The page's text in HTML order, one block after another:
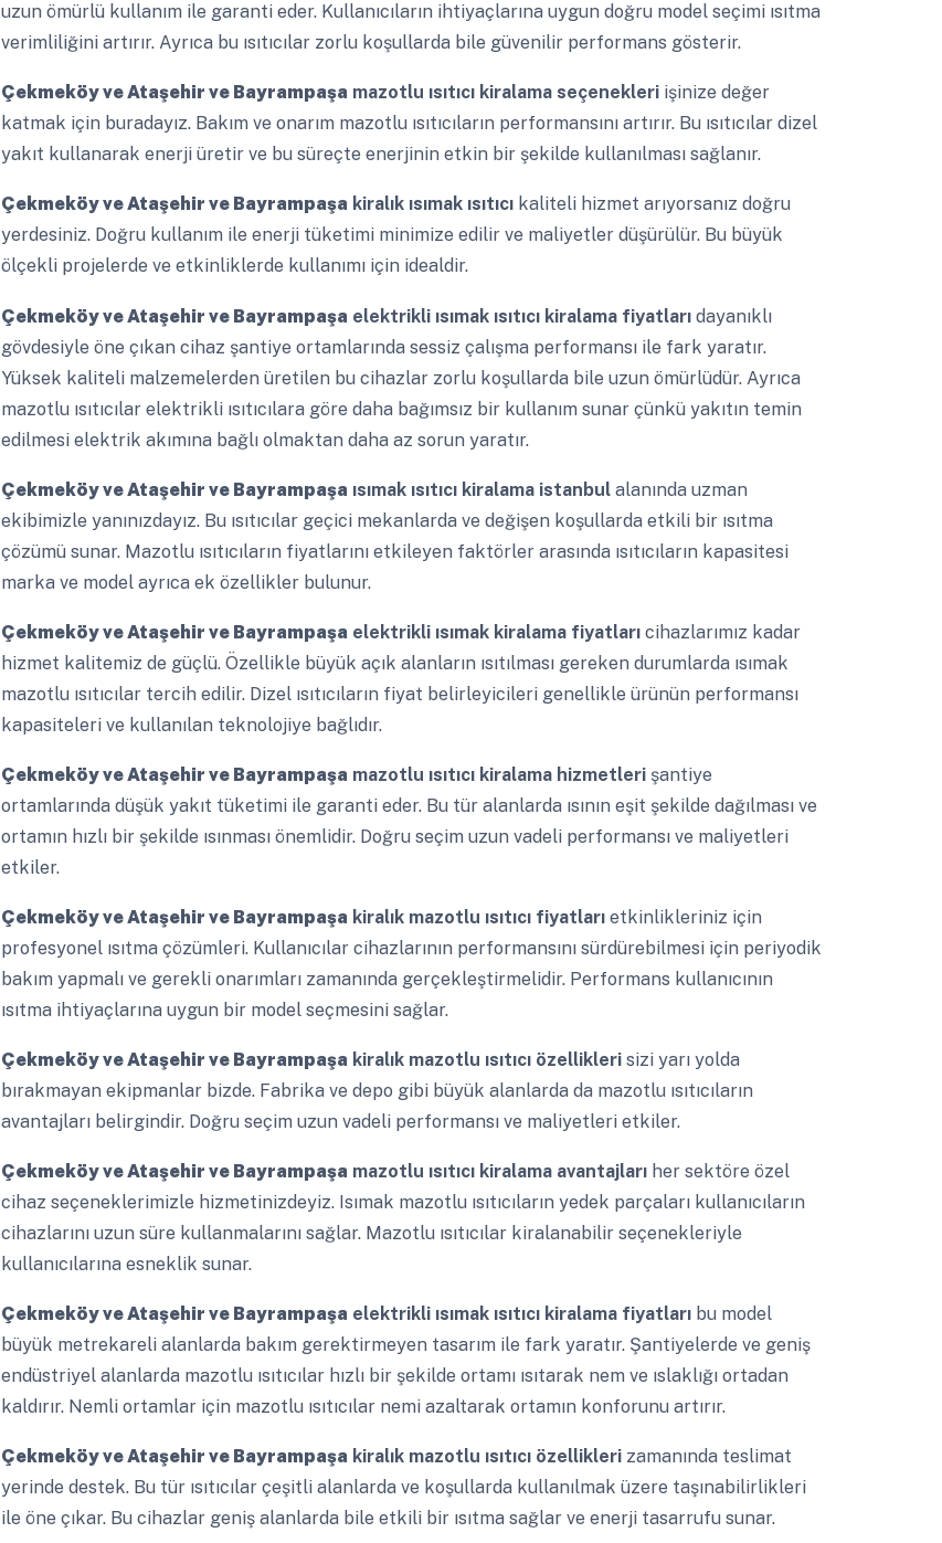
uzun ömürlü kullanım ile garanti eder. Kullanıcıların ihtiyaçlarına uygun doğru model seçimi ısıtma
verimliliğini artırır. Ayrıca bu ısıtıcılar zorlu koşullarda bile güvenilir performans gösterir.
Çekmeköy ve Ataşehir ve Bayrampaşa mazotlu ısıtıcı kiralama seçenekleriişinize değer
katmak için buradayız. Bakım ve onarım mazotlu ısıtıcıların performansını artırır. Bu ısıtıcılar dizel
yakıt kullanarak enerji üretir ve bu süreçte enerjinin etkin bir şekilde kullanılması sağlanır.
Çekmeköy ve Ataşehir ve Bayrampaşa kiralık ısımak ısıtıcıkaliteli hizmet arıyorsanız doğru
yerdesiniz. Doğru kullanım ile enerji tüketimi minimize edilir ve maliyetler düşürülür. Bu büyük
ölçekli projelerde ve etkinliklerde kullanımı için idealdir.
Çekmeköy ve Ataşehir ve Bayrampaşa elektrikli ısımak ısıtıcı kiralama fiyatlarıdayanıklı
gövdesiyle öne çıkan cihaz şantiye ortamlarında sessiz çalışma performansı ile fark yaratır.
Yüksek kaliteli malzemelerden üretilen bu cihazlar zorlu koşullarda bile uzun ömürlüdür. Ayrıca
mazotlu ısıtıcılar elektrikli ısıtıcılara göre daha bağımsız bir kullanım sunar çünkü yakıtın temin
edilmesi elektrik akımına bağlı olmaktan daha az sorun yaratır.
Çekmeköy ve Ataşehir ve Bayrampaşa ısımak ısıtıcı kiralama istanbulalanında uzman
ekibimizle yanınızdayız. Bu ısıtıcılar geçici mekanlarda ve değişen koşullarda etkili bir ısıtma
çözümü sunar. Mazotlu ısıtıcıların fiyatlarını etkileyen faktörler arasında ısıtıcıların kapasitesi
marka ve model ayrıca ek özellikler bulunur.
Çekmeköy ve Ataşehir ve Bayrampaşa elektrikli ısımak kiralama fiyatlarıcihazlarımız kadar
hizmet kalitemiz de güçlü. Özellikle büyük açık alanların ısıtılması gereken durumlarda ısımak
mazotlu ısıtıcılar tercih edilir. Dizel ısıtıcıların fiyat belirleyicileri genellikle ürünün performansı
kapasiteleri ve kullanılan teknolojiye bağlıdır.
Çekmeköy ve Ataşehir ve Bayrampaşa mazotlu ısıtıcı kiralama hizmetlerişantiye
ortamlarında düşük yakıt tüketimi ile garanti eder. Bu tür alanlarda ısının eşit şekilde dağılması ve
ortamın hızlı bir şekilde ısınması önemlidir. Doğru seçim uzun vadeli performansı ve maliyetleri
etkiler.
Çekmeköy ve Ataşehir ve Bayrampaşa kiralık mazotlu ısıtıcı fiyatlarıetkinlikleriniz için
profesyonel ısıtma çözümleri. Kullanıcılar cihazlarının performansını sürdürebilmesi için periyodik
bakım yapmalı ve gerekli onarımları zamanında gerçekleştirmelidir. Performans kullanıcının
ısıtma ihtiyaçlarına uygun bir model seçmesini sağlar.
Çekmeköy ve Ataşehir ve Bayrampaşa kiralık mazotlu ısıtıcı özelliklerisizi yarı yolda
bırakmayan ekipmanlar bizde. Fabrika ve depo gibi büyük alanlarda da mazotlu ısıtıcıların
avantajları belirgindir. Doğru seçim uzun vadeli performansı ve maliyetleri etkiler.
Çekmeköy ve Ataşehir ve Bayrampaşa mazotlu ısıtıcı kiralama avantajlarıher sektöre özel
cihaz seçeneklerimizle hizmetinizdeyiz. Isımak mazotlu ısıtıcıların yedek parçaları kullanıcıların
cihazlarını uzun süre kullanmalarını sağlar. Mazotlu ısıtıcılar kiralanabilir seçenekleriyle
kullanıcılarına esneklik sunar.
Çekmeköy ve Ataşehir ve Bayrampaşa elektrikli ısımak ısıtıcı kiralama fiyatlarıbu model
büyük metrekareli alanlarda bakım gerektirmeyen tasarım ile fark yaratır. Şantiyelerde ve geniş
endüstriyel alanlarda mazotlu ısıtıcılar hızlı bir şekilde ortamı ısıtarak nem ve ıslaklığı ortadan
kaldırır. Nemli ortamlar için mazotlu ısıtıcılar nemi azaltarak ortamın konforunu artırır.
Çekmeköy ve Ataşehir ve Bayrampaşa kiralık mazotlu ısıtıcı özelliklerizamanında teslimat
yerinde destek. Bu tür ısıtıcılar çeşitli alanlarda ve koşullarda kullanılmak üzere taşınabilirlikleri
ile öne çıkar. Bu cihazlar geniş alanlarda bile etkili bir ısıtma sağlar ve enerji tasarrufu sunar.